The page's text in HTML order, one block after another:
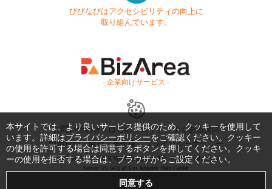
びびなびはアクセシビリティの向上に
取り組んでいます。
- 企業向けサービス -
お問い合わせ はじめてガイド
よくある質問
利用規約
商標・著作権 プライバシーポリシー
Copyright © 1999-2026 Vivid Navigation, Inc. All Rights Reserved.
Server US (43) @ Los Angeles Data Center
本サイトでは、より良いサービス提供のため、クッキーを使用して
います。詳細はプライバシーポリシーをご確認ください。クッキー
の使用を許可する場合は同意するボタンを押してください。クッキ
ーの使用を拒否する場合は、ブラウザからご設定ください。